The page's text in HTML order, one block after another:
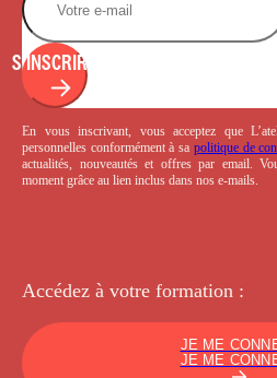
S'INSCRIRE
En vous inscrivant, vous acceptez que
personnelles conformément à sa politique de
actualités, nouveautés et offres par email.
moment grâce au lien inclus dans nos e-mails.
Accédez à votre formation :
JE ME
JE ME